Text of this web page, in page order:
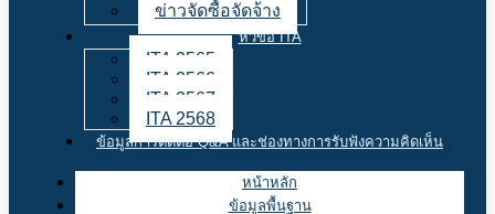
ข่าวจัดซื้อจัดจ้าง
หัวข้อ ITA
ITA 2565
ITA 2566
ITA 2567
ITA 2568
ข้อมูลการติดต่อ Q&A และช่องทางการรับฟังความคิดเห็น
หน้าหลัก
ข้อมูลพื้นฐาน